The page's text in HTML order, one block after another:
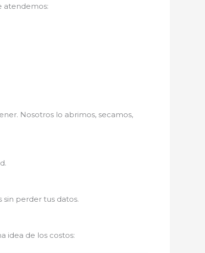
atendemos:
Nosotros lo abrimos, secamos,
sin perder tus datos.
idea de los costos: